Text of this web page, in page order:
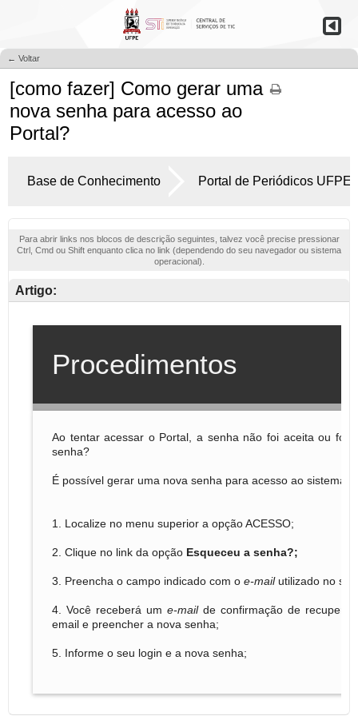
← Voltar
[como fazer] Como gerar uma
nova senha para acesso ao
Portal?
Base de Conhecimento Portal de Periódicos UFPE
Para abrir links nos blocos de descrição seguintes, talvez você precise pressionar
Ctrl, Cmd ou Shift enquanto clica no link (dependendo do seu navegador ou sistema
operacional).
Artigo: